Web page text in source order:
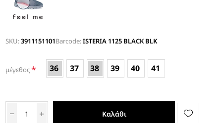
SKU:3911151101Barcode:ISTERIA 1125 BLACK BLK
μέγεθος* 36 37 38 39 40 41
Καλάθι